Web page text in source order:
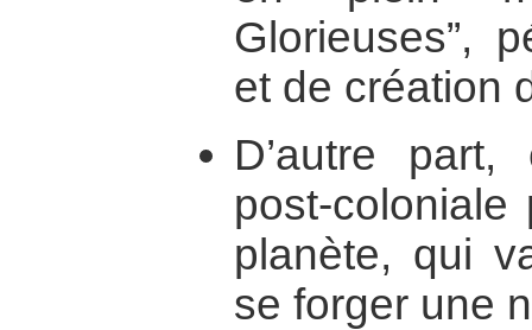
Glorieuses”,
et de création
D’autre part,
post-
planète, qui
se forger une